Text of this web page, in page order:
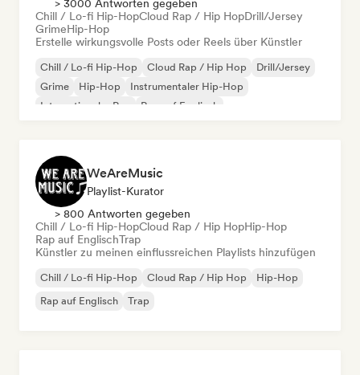
> 3000 Antworten gegeben
Chill / Lo-fi Hip-HopCloud Rap / Hip HopDrill/Jersey
GrimeHip-Hop
Erstelle wirkungsvolle Posts oder Reels über Künstler
Chill / Lo-fi Hip-Hop Cloud Rap / Hip Hop
Drill/Jersey
Grime
Hip-Hop
Instrumentaler Hip-Hop
Internationaler Rap
Rap auf Englisch
WeAreMusic
Playlist-Kurator
> 800 Antworten gegeben
Chill / Lo-fi Hip-HopCloud Rap / Hip HopHip-Hop
Rap auf EnglischTrap
Künstler zu meinen einflussreichen Playlists hinzufügen
Chill / Lo-fi Hip-Hop Cloud Rap / Hip Hop
Hip-Hop
Rap auf Englisch
Trap